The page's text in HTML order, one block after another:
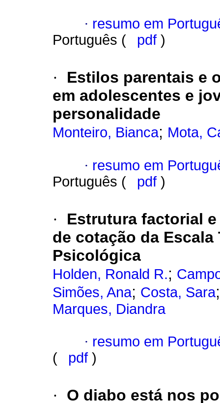
· resumo em
Português (
pdf )
·
Estilos parentais e
em adolescentes e
personalidade
Monteiro, Bianca; Mota,
· resumo em
Português (
pdf )
·
Estrutura factorial
de cotação da
Psicológica
Holden, Ronald R.;
Simões, Ana; Costa, Sara
Marques, Diandra
· resumo em
(
pdf )
· O diabo está nos